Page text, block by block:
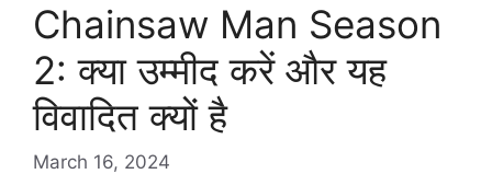
Chainsaw Man Season
2: क्या उम्मीद करें और यह
विवादित क्यों है
March 16, 2024